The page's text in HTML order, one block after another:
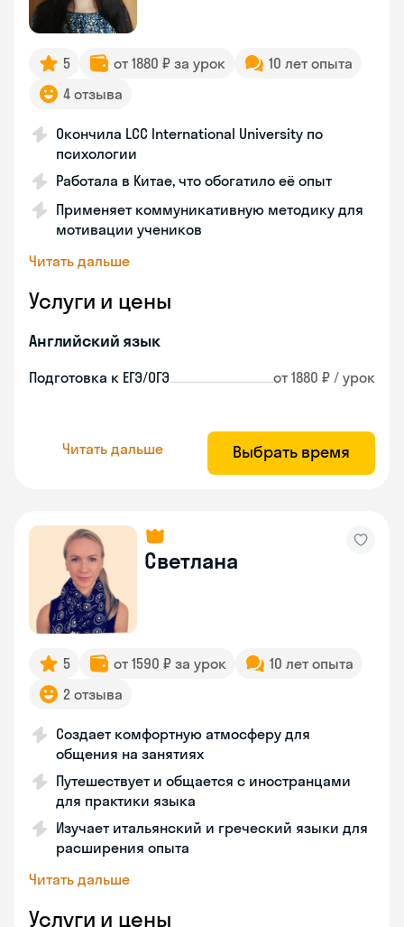
5 от 1880 ₽ за урок
10 лет опыта
4 отзыва
Окончила LCC International University по
психологии
Работала в Китае, что обогатило её опыт
Применяет коммуникативную методику для
мотивации учеников
Читать дальше
Услуги и цены
Английский язык
Подготовка к ЕГЭ/ОГЭ от 1880 ₽ / урок
Читать дальше Выбрать время
Светлана
5 от 1590 ₽ за урок
10 лет опыта
2 отзыва
Создает комфортную атмосферу для
общения на занятиях
Путешествует и общается с иностранцами
для практики языка
Изучает итальянский и греческий языки для
расширения опыта
Читать дальше
Услуги и цены